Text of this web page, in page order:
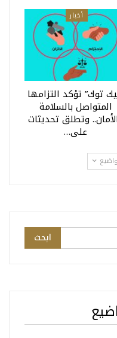
أخبار
توك” تؤكد التزامها
المتواصل بالسلامة
وتطلق تحديثات
على…